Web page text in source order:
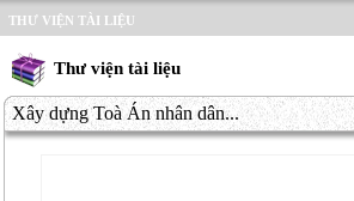
THƯ VIỆN TÀI LIỆU
Thư viện tài liệu
Xây dựng Toà Án nhân dân...